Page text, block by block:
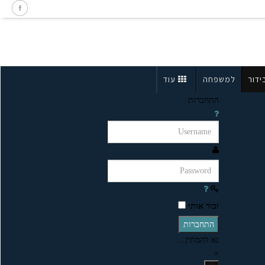
למשפחה עוד
התחברות
זכור אותי
התחברות
נא להמתין...
×